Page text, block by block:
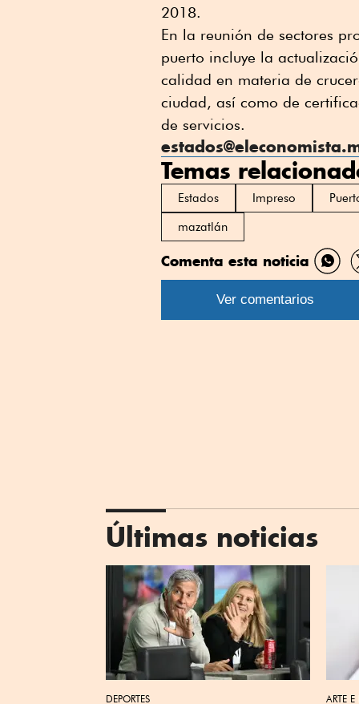
2018.
En la reunión de sectores
puerto incluye la
calidad en materia de
ciudad, así como de
de servicios.
Temas
Estados Impreso
mazatlán
Comenta esta noticia
por
Ver comentarios
Últimas noticias
DEPORTES ARTE E